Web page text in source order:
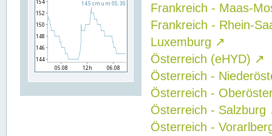
Frankreich - Maas-
Frankreich - Rhein-
Luxemburg ↗
Österreich (eHYD) ↗
Österreich -
Österreich -
Österreich - Salzburg
Österreich -